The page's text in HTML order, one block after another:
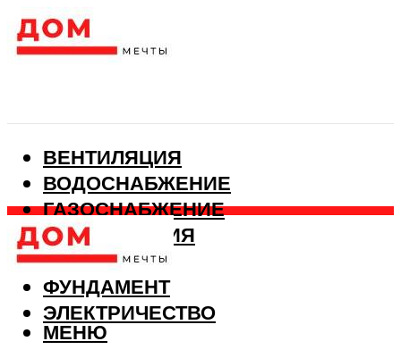
ВЕНТИЛЯЦИЯ
ВОДОСНАБЖЕНИЕ
ГАЗОСНАБЖЕНИЕ
КАНАЛИЗАЦИЯ
ОТОПЛЕНИЕ
ФУНДАМЕНТ
ЭЛЕКТРИЧЕСТВО
МЕНЮ